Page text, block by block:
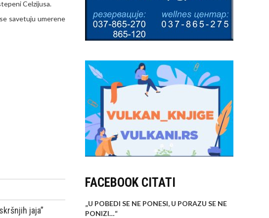
Celzijusa.
savetuju umerene
jaja”
FACEBOOK CITATI
„U POBEDI SE NE PONESI, U PORAZU SE NE
PONIZI…“